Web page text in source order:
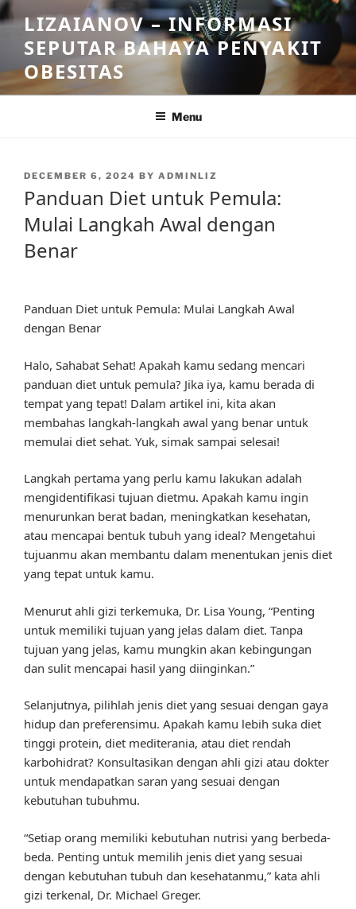
Skip
to
content
LIZAIANOV – INFORMASI
SEPUTAR BAHAYA PENYAKIT
OBESITAS
Menu
POSTED
DECEMBER 6, 2024 BY ADMINLIZ
Panduan Diet untuk Pemula:
Mulai Langkah Awal dengan
Benar
Panduan Diet untuk Pemula: Mulai Langkah Awal
dengan Benar
Halo, Sahabat Sehat! Apakah kamu sedang mencari
panduan diet untuk pemula? Jika iya, kamu berada di
tempat yang tepat! Dalam artikel ini, kita akan
membahas langkah-langkah awal yang benar untuk
memulai diet sehat. Yuk, simak sampai selesai!
Langkah pertama yang perlu kamu lakukan adalah
mengidentifikasi tujuan dietmu. Apakah kamu ingin
menurunkan berat badan, meningkatkan kesehatan,
atau mencapai bentuk tubuh yang ideal? Mengetahui
tujuanmu akan membantu dalam menentukan jenis diet
yang tepat untuk kamu.
Menurut ahli gizi terkemuka, Dr. Lisa Young, “Penting
untuk memiliki tujuan yang jelas dalam diet. Tanpa
tujuan yang jelas, kamu mungkin akan kebingungan
dan sulit mencapai hasil yang diinginkan.”
Selanjutnya, pilihlah jenis diet yang sesuai dengan gaya
hidup dan preferensimu. Apakah kamu lebih suka diet
tinggi protein, diet mediterania, atau diet rendah
karbohidrat? Konsultasikan dengan ahli gizi atau dokter
untuk mendapatkan saran yang sesuai dengan
kebutuhan tubuhmu.
“Setiap orang memiliki kebutuhan nutrisi yang berbeda-
beda. Penting untuk memilih jenis diet yang sesuai
dengan kebutuhan tubuh dan kesehatanmu,” kata ahli
gizi terkenal, Dr. Michael Greger.